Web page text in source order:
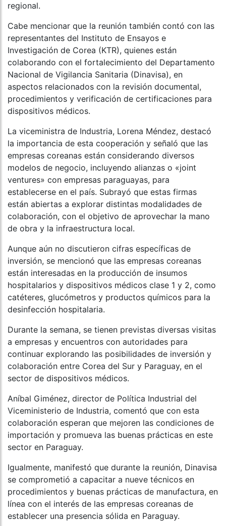
regional.
Cabe mencionar que la reunión también contó con las
representantes del Instituto de Ensayos e
Investigación de Corea (KTR), quienes están
colaborando con el fortalecimiento del Departamento
Nacional de Vigilancia Sanitaria (Dinavisa), en
aspectos relacionados con la revisión documental,
procedimientos y verificación de certificaciones para
dispositivos médicos.
La viceministra de Industria, Lorena Méndez, destacó
la importancia de esta cooperación y señaló que las
empresas coreanas están considerando diversos
modelos de negocio, incluyendo alianzas o «joint
ventures» con empresas paraguayas, para
establecerse en el país. Subrayó que estas firmas
están abiertas a explorar distintas modalidades de
colaboración, con el objetivo de aprovechar la mano
de obra y la infraestructura local.
Aunque aún no discutieron cifras específicas de
inversión, se mencionó que las empresas coreanas
están interesadas en la producción de insumos
hospitalarios y dispositivos médicos clase 1 y 2, como
catéteres, glucómetros y productos químicos para la
desinfección hospitalaria.
Durante la semana, se tienen previstas diversas visitas
a empresas y encuentros con autoridades para
continuar explorando las posibilidades de inversión y
colaboración entre Corea del Sur y Paraguay, en el
sector de dispositivos médicos.
Aníbal Giménez, director de Política Industrial del
Viceministerio de Industria, comentó que con esta
colaboración esperan que mejoren las condiciones de
importación y promueva las buenas prácticas en este
sector en Paraguay.
Igualmente, manifestó que durante la reunión, Dinavisa
se comprometió a capacitar a nueve técnicos en
procedimientos y buenas prácticas de manufactura, en
línea con el interés de las empresas coreanas de
establecer una presencia sólida en Paraguay.